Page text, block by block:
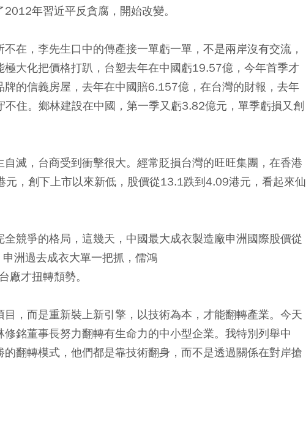
年習近平反貪腐，開始改變。
在，李先生口中的傳產接一單虧一單，不是兩岸沒有交流，
大化把價格打趴，台塑去年在中國虧19.57億，今年首季才
的信義房屋，去年在中國賠6.157億，在台灣的財報，去年
住。鄉林建設在中國，第一季又虧3.82億元，單季虧損又創
滅，台商受到衝擊很大。經常貶損台灣的旺旺集團，在香港
，創下上市以來新低，股價從13.1跌到4.09港元，看起來仙
競爭的格局，這幾天，中國最大成衣製造廠申洲國際股價從
洲過去成衣大單一把抓，儒鴻
廠才扭轉頹勢。
，而是重新裝上新引擎，以技術為本，才能翻轉產業。今天
銘董事長努力翻轉有生命力的中小型企業。我特別列舉中
的翻轉模式，他們都是靠技術翻身，而不是透過關係在對岸搶